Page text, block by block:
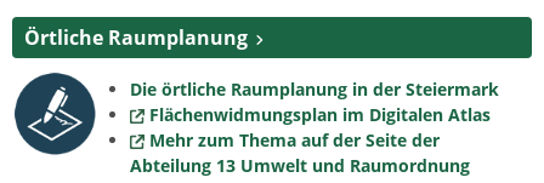
Örtliche Raumplanung
Die örtliche Raumplanung in der Steiermark
Flächenwidmungsplan im Digitalen Atlas
Mehr zum Thema auf der Seite der
Abteilung 13 Umwelt und Raumordnung